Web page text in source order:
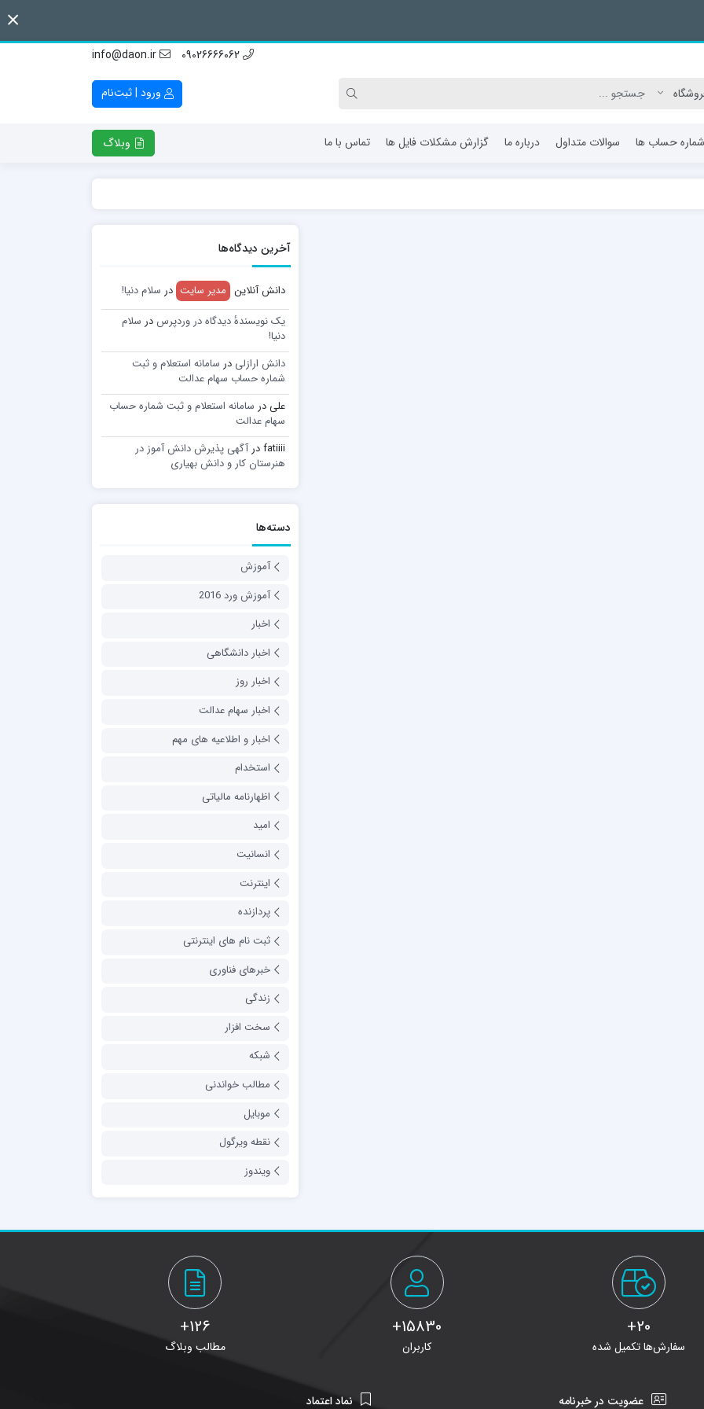
09026666062
info@daon.ir
ورود | ثبت‌نام
شماره حساب ها سوالات متداول درباره ما گزارش مشکلات فایل ها تماس با ما وبلاگ
آخرین دیدگاه‌ها
دانش آنلاین مدیر سایت در سلام دنیا!
یک نویسندهٔ دیدگاه در وردپرس در سلام
دنیا!
دانش ارازلی در سامانه استعلام و ثبت
شماره حساب سهام عدالت
علیدر سامانه استعلام و ثبت شماره حساب
سهام عدالت
fatiiiiدرآگهی پذیرش دانش آموز در
هنرستان کار و دانش بهیاری
دسته‌ها
آموزش
آموزش ورد 2016
اخبار
اخبار دانشگاهی
اخبار روز
اخبار سهام عدالت
اخبار و اطلاعیه های مهم
استخدام
اظهارنامه مالیاتی
امید
انسانیت
اینترنت
پردازنده
ثبت نام های اینترنتی
خبرهای فناوری
زندگی
سخت افزار
شبکه
مطالب خواندنی
موبایل
نقطه ویرگول
ویندوز
20+
سفارش‌ها تکمیل شده
15830+
کاربران
126+
مطالب وبلاگ
عضویت در خبرنامه نماد اعتماد